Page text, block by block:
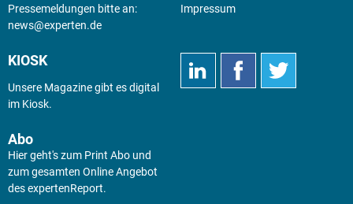
Pressemeldungen bitte an:
news@experten.de
Impressum
KIOSK
Unsere Magazine gibt es digital
im Kiosk.
Abo
Hier geht's zum Print Abo und
zum gesamten Online Angebot
des expertenReport.